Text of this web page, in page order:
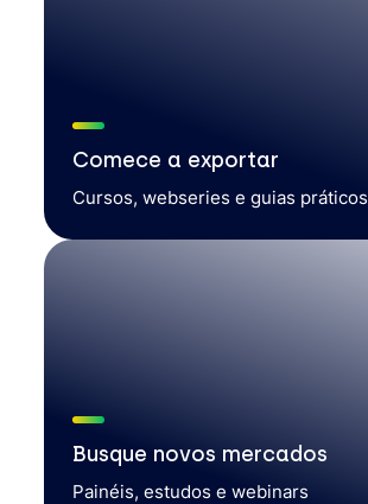
Comece a exportar
Cursos, webseries e guias práticos
Busque novos mercados
Painéis, estudos e webinars